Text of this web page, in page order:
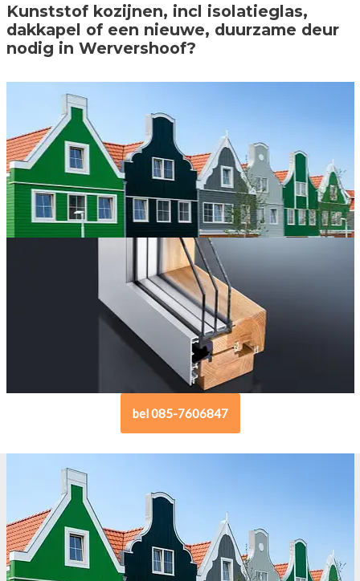
Kunststof kozijnen, incl isolatieglas,
dakkapel of een nieuwe, duurzame deur
nodig in Wervershoof?
bel 085-7606847